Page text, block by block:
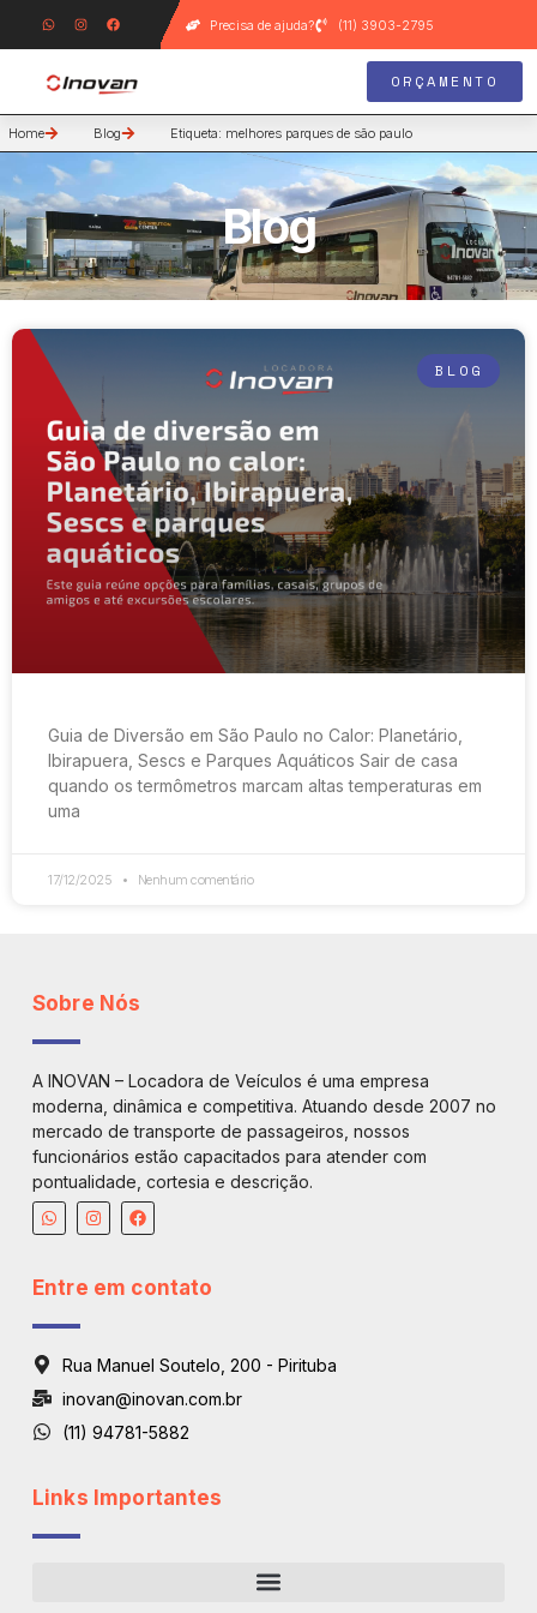
Precisa de ajuda? (11) 3903-2795
ORÇAMENTO
Home Blog Etiqueta: melhores parques de são paulo
Blog
BLOG
Guia de Diversão em São Paulo no Calor: Planetário,
Ibirapuera, Sescs e Parques Aquáticos Sair de casa
quando os termômetros marcam altas temperaturas em
uma
17/12/2025 Nenhum comentário
Sobre Nós
A INOVAN – Locadora de Veículos é uma empresa
moderna, dinâmica e competitiva. Atuando desde 2007 no
mercado de transporte de passageiros, nossos
funcionários estão capacitados para atender com
pontualidade, cortesia e descrição.
Entre em contato
Rua Manuel Soutelo, 200 - Pirituba
inovan@inovan.com.br
(11) 94781-5882
Links Importantes